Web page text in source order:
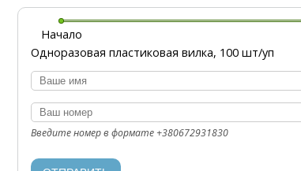
Начало
Одноразовая пластиковая вилка, 100 шт/уп
Ваше имя
Ваш номер
Введите номер в формате +380672931830